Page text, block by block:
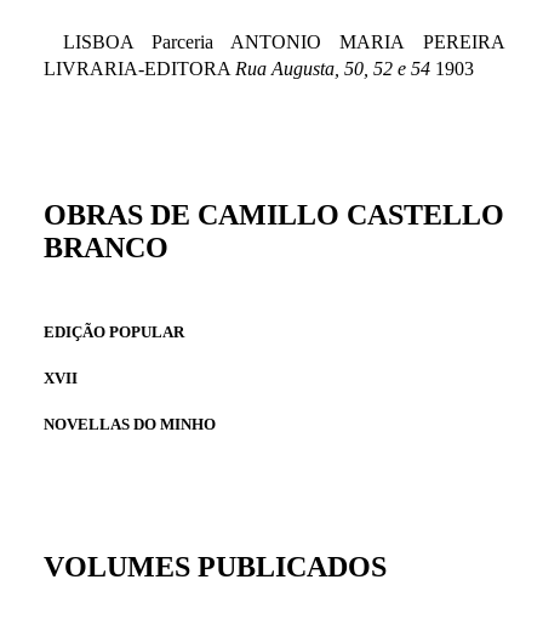
LISBOA Parceria ANTONIO MARIA PEREIRA
LIVRARIA-EDITORA Rua Augusta, 50, 52 e 541903
OBRAS DE CAMILLO CASTELLO
BRANCO
EDIÇÃO POPULAR
XVII
NOVELLAS DO MINHO
VOLUMES PUBLICADOS